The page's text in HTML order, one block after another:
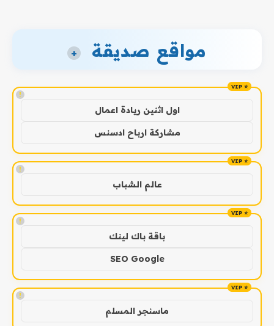
مواقع صديقة +
!
اول اثنين ريادة اعمال
مشاركة ارباح ادسنس
!
عالم الشباب
!
باقة باك لينك
SEO Google
!
ماسنجر المسلم